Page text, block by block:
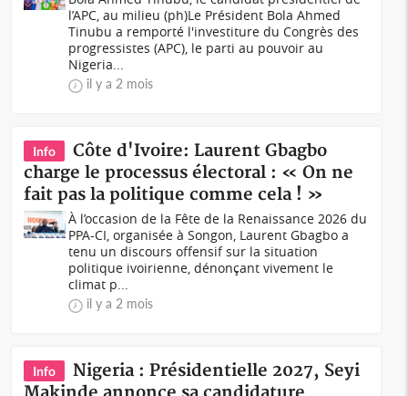
l’APC, au milieu (ph)Le Président Bola Ahmed
Tinubu a remporté l'investiture du Congrès des
progressistes (APC), le parti au pouvoir au
Nigeria...
il y a 2 mois
Info
Côte d'Ivoire: Laurent Gbagbo
charge le processus électoral : « On ne
fait pas la politique comme cela ! »
À l’occasion de la Fête de la Renaissance 2026 du
PPA-CI, organisée à Songon, Laurent Gbagbo a
tenu un discours offensif sur la situation
politique ivoirienne, dénonçant vivement le
climat p...
il y a 2 mois
Info
Nigeria : Présidentielle 2027, Seyi